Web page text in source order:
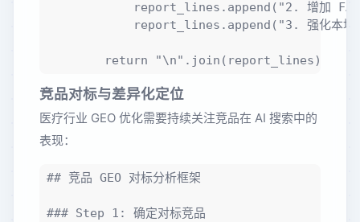
report_lines.append("2. 增加 FAQ
report_lines.append("3. 强化本地
竞品对标与差异化定位
医疗行业 GEO 优化需要持续关注竞品在 AI 搜索中的
表现：
## 竞品 GEO 对标分析框架
### Step 1: 确定对标竞品